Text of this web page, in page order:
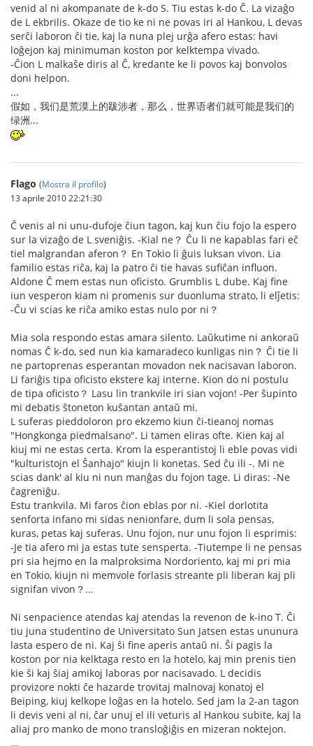
venid al ni akompanate de k-do S. Tiu estas k-do Ĉ. La vizaĝo
de L ekbrilis. Okaze de tio ke ni ne povas iri al Hankou, L devas
serĉi laboron ĉi tie, kaj la nuna plej urĝa afero estas: havi
loĝejon kaj minimuman koston por kelktempa vivado.
-Ĉion L malkaŝe diris al Ĉ, kredante ke li povos kaj bonvolos
doni helpon.
...
假如，我们是荒漠上的跋涉者，那么，世界语者们就可能是我们的
绿洲...
Flago (Mostra il profilo)
13 aprile 2010 22:21:30
Ĉ venis al ni unu-dufoje ĉiun tagon, kaj kun ĉiu fojo la espero
sur la vizaĝo de L sveniĝis. -Kial ne？ Ĉu li ne kapablas fari eĉ
tiel malgrandan aferon？ En Tokio li ĝuis luksan vivon. Lia
familio estas riĉa, kaj la patro ĉi tie havas sufiĉan influon.
Aldone Ĉ mem estas nun oficisto. Grumblis L dube. Kaj fine
iun vesperon kiam ni promenis sur duonluma strato, li elĵetis:
-Ĉu vi scias ke riĉa amiko estas nulo por ni？
Mia sola respondo estas amara silento. Laŭkutime ni ankoraŭ
nomas Ĉ k-do, sed nun kia kamaradeco kunligas nin？ Ĉi tie li
ne partoprenas esperantan movadon nek nacisavan laboron.
Li fariĝis tipa oficisto ekstere kaj interne. Kion do ni postulu
de tipa oficisto？ Lasu lin trankvile iri sian vojon! -Per ŝupinto
mi debatis ŝtoneton kuŝantan antaŭ mi.
L suferas pieddoloron pro ekzemo kiun ĉi-tieanoj nomas
"Hongkonga piedmalsano". Li tamen eliras ofte. Kien kaj al
kiuj mi ne estas certa. Krom la esperantistoj li eble povas vidi
"kulturistojn el Ŝanhajo" kiujn li konetas. Sed ĉu ili -. Mi ne
scias dank' al kiu ni nun manĝas du fojon tage. Li diras: -Ne
ĉagreniĝu.
Estu trankvila. Mi faros ĉion eblas por ni. -Kiel dorlotita
senforta infano mi sidas nenionfare, dum li sola pensas,
kuras, petas kaj suferas. Unu fojon, nur unu fojon li esprimis:
-Je tia afero mi ja estas tute sensperta. -Tiutempe li ne pensas
pri sia hejmo en la malproksima Nordoriento, kaj mi pri mia
en Tokio, kiujn ni memvole forlasis streante pli liberan kaj pli
signifan vivon？...
Ni senpacience atendas kaj atendas la revenon de k-ino T. Ĉi
tiu juna studentino de Universitato Sun Jatsen estas ununura
lasta espero de ni. Kaj ŝi fine aperis antaŭ ni. Ŝi pagis la
koston por nia kelktaga resto en la hotelo, kaj min prenis tien
kie ŝi kaj ŝiaj amikoj laboras por nacisavado. L decidis
provizore nokti ĉe hazarde trovitaj malnovaj konatoj el
Beiping, kiuj kelkope loĝas en la hotelo. Sed jam la 2-an tagon
li devis veni al ni, ĉar unuj el ili veturis al Hankou subite, kaj la
aliaj pro manko de mono transloĝiĝis en mizeran noktejon.
...